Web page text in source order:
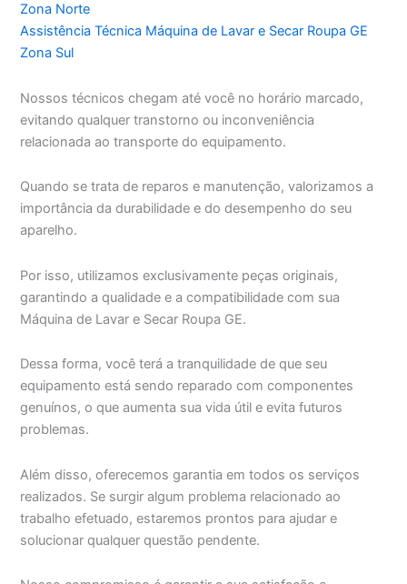
Zona Norte
Assistência Técnica Máquina de Lavar e Secar Roupa GE
Zona Sul
Nossos técnicos chegam até você no horário marcado,
evitando qualquer transtorno ou inconveniência
relacionada ao transporte do equipamento.
Quando se trata de reparos e manutenção, valorizamos a
importância da durabilidade e do desempenho do seu
aparelho.
Por isso, utilizamos exclusivamente peças originais,
garantindo a qualidade e a compatibilidade com sua
Máquina de Lavar e Secar Roupa GE.
Dessa forma, você terá a tranquilidade de que seu
equipamento está sendo reparado com componentes
genuínos, o que aumenta sua vida útil e evita futuros
problemas.
Além disso, oferecemos garantia em todos os serviços
realizados. Se surgir algum problema relacionado ao
trabalho efetuado, estaremos prontos para ajudar e
solucionar qualquer questão pendente.